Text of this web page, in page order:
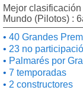
Mejor
Mundo (Pilotos) :
40 Grandes
23 no
Palmarés por
7 temporadas
2 constructores